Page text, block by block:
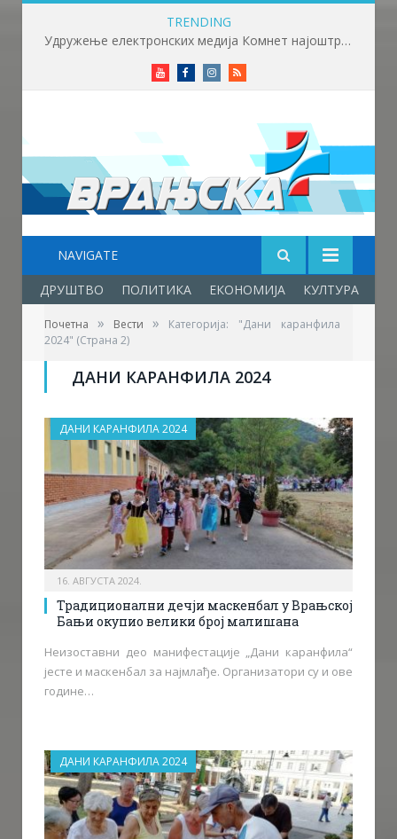
TRENDING
Удружење електронских медија Комнет најоштрије осуђује нападе на новинаре у Бачкој Паланци
YoutubeFacebookInstagram
RSS
NAVIGATE
ДРУШТВО ПОЛИТИКА ЕКОНОМИЈА КУЛТУРА
Почетна » Вести »
Категорија: "Дани каранфила
2024" (Страна 2)
ДАНИ КАРАНФИЛА 2024
ДАНИ КАРАНФИЛА 2024
16. АВГУСТА 2024.
Традиционални дечји маскенбал у Врањској
Бањи окупио велики број малишана
Неизоставни део манифестације „Дани каранфила“
јесте и маскенбал за најмлађе. Организатори су и ове
године…
ДАНИ КАРАНФИЛА 2024